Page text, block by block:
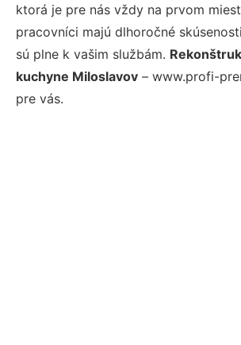
ktorá je pre nás vždy na prvom
pracovníci majú dlhoročné
sú plne k vašim službám.
kuchyne Miloslavov – www.profi-
pre vás.